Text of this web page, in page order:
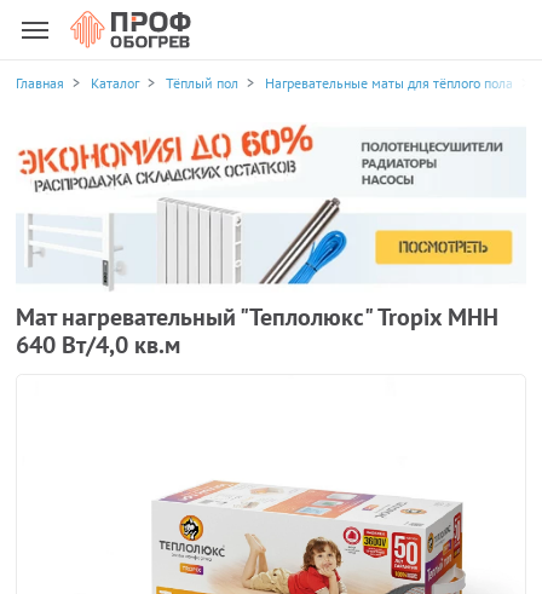
Главная Каталог Тёплый пол Нагревательные маты для тёплого пола
Мат нагревательный "Теплолюкс" Tropix МНН
640 Вт/4,0 кв.м